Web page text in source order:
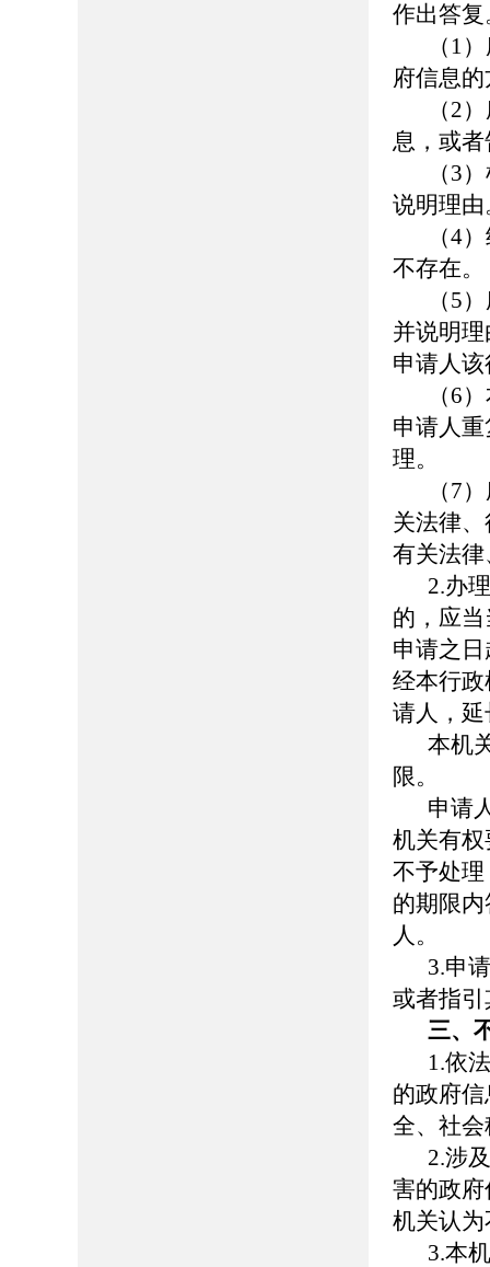
作出答复
（1
府信息
（2
息，或
（3
说明理由
（4
不存在。
（5
并说明
申请人
（6
申请人
理。
（7
关法律
有关法
2.办
的，应
申请之
经本行
请人，
本机
限。
申请
机关有
不予处
的期限
人。
3.申
或者指
三、
1.依
的政府
全、社
2.涉
害的政
机关认
3.本